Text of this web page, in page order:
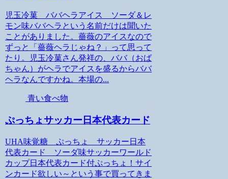
児玉冷菓 ババヘラアイス ソーダ＆レ
モン味ババヘラという名前だけは聞いた
ことがありました。薔薇のアイスなので
ずっと「薔薇ヘラじゃね？」って思って
たり。児玉冷菓さん発祥の、ババ（おば
ちゃん）がヘラでアイスを盛るからババ
ヘラなんですかね。本場の...
青い食べ物
ぷっちょサッカー日本代表カード
UHA味覚糖 ぷっちょ サッカー日本
代表カード ソーダ味サッカーワールド
カップ日本代表カード付ぷっちょ！サイ
ンカード欲しい～という事で買ってきま